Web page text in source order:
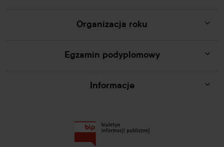
Organizacja roku
Egzamin podyplomowy
Informacje